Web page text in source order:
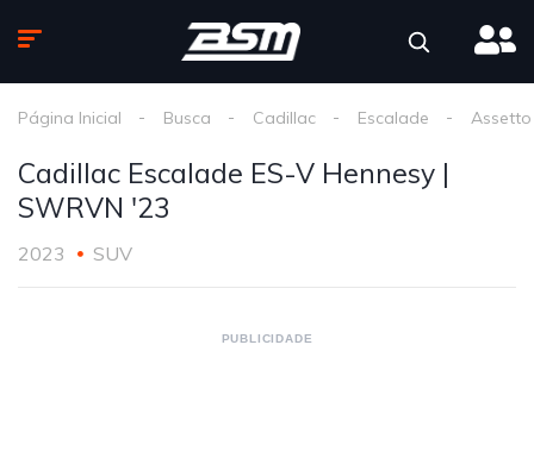
Página Inicial Busca Cadillac Escalade
Cadillac Escalade ES-V Hennesy |
SWRVN '23
2023 SUV
PUBLICIDADE